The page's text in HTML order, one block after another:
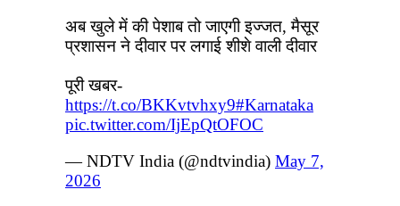
अब खुले में की पेशाब तो जाएगी इज्जत, मैसूर
प्रशासन ने दीवार पर लगाई शीशे वाली दीवार
पूरी खबर-
https://t.co/BKKvtvhxy9#Karnataka
pic.twitter.com/IjEpQtOFOC
— NDTV India (@ndtvindia) May 7,
2026